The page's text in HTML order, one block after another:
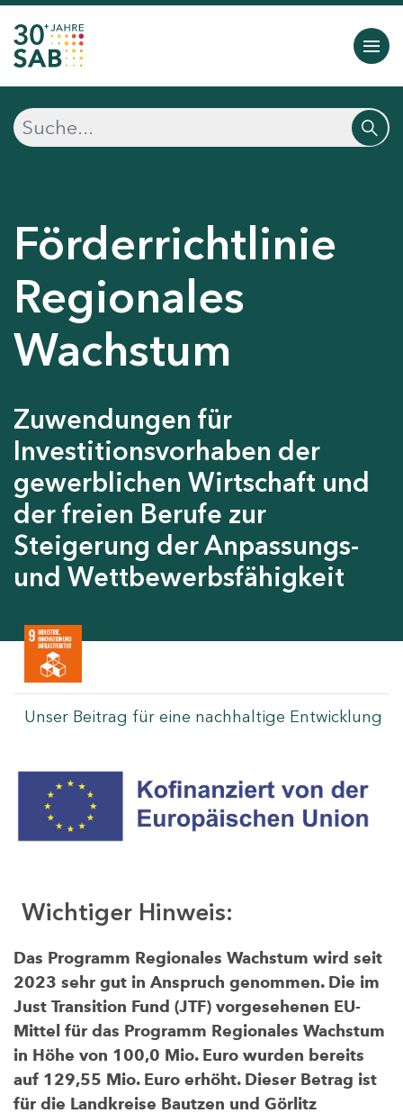
Förderrichtlinie
Regionales
Wachstum
Zuwendungen für
Investitionsvorhaben der
gewerblichen Wirtschaft und
der freien Berufe zur
Steigerung der Anpassungs-
und Wettbewerbsfähigkeit
Unser Beitrag für eine nachhaltige Entwicklung
Wichtiger Hinweis:
Das Programm Regionales Wachstum wird seit
2023 sehr gut in Anspruch genommen. Die im
Just Transition Fund (JTF) vorgesehenen EU-
Mittel für das Programm Regionales Wachstum
in Höhe von 100,0 Mio. Euro wurden bereits
auf 129,55 Mio. Euro erhöht. Dieser Betrag ist
für die Landkreise Bautzen und Görlitz